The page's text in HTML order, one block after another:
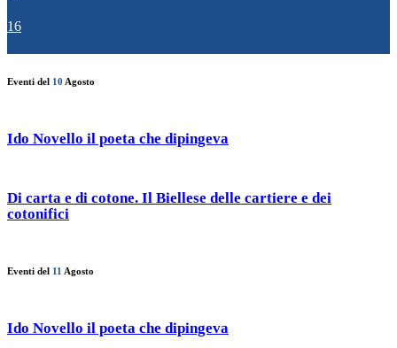
16
Eventi del 10 Agosto
Ido Novello il poeta che dipingeva
Di carta e di cotone. Il Biellese delle cartiere e dei
cotonifici
Eventi del 11 Agosto
Ido Novello il poeta che dipingeva